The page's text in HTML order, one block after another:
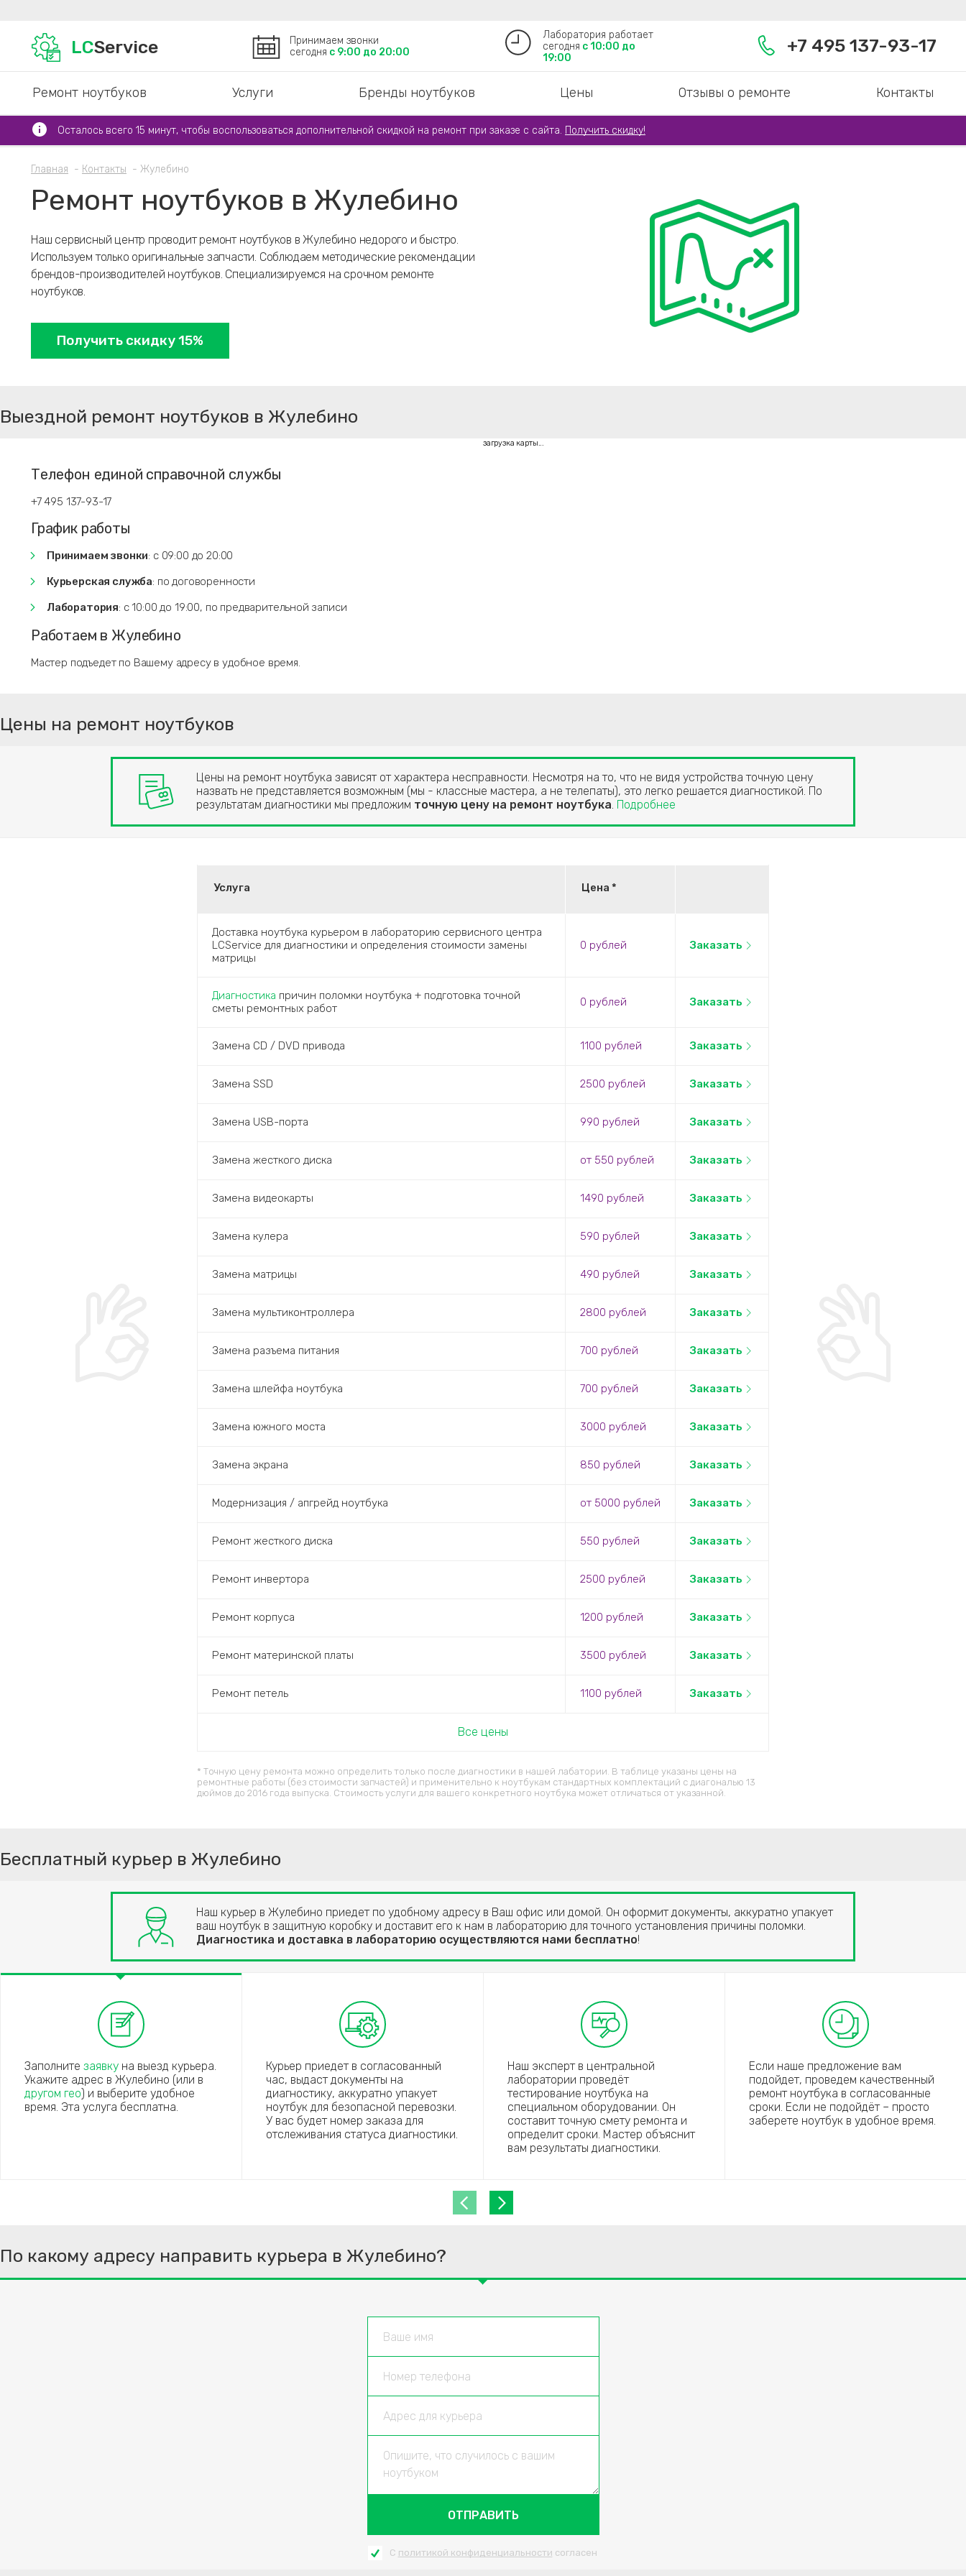
LCService
Принимаем звонки
сегодня с 9:00 до 20:00
Лаборатория работает
сегодня с 10:00 до
19:00
+7 495 137-93-17
Ремонт ноутбуков Услуги Бренды ноутбуков Цены Отзывы о ремонте Контакты
Осталось всего 15 минут, чтобы воспользоваться дополнительной скидкой на ремонт при заказе с сайта. Получить скидку!
Главная Контакты Жулебино
Ремонт ноутбуков в Жулебино
Наш сервисный центр проводит ремонт ноутбуков в Жулебино недорого и быстро.
Используем только оригинальные запчасти. Соблюдаем методические рекомендации
брендов-производителей ноутбуков. Специализируемся на срочном ремонте
ноутбуков.
Получить скидку 15%
Выездной ремонт ноутбуков в Жулебино
Телефон единой справочной службы
+7 495 137-93-17
График работы
Принимаем звонки: с 09:00 до 20:00
Курьерская служба: по договоренности
Лаборатория: с 10:00 до 19:00, по предварительной записи
Работаем в Жулебино
Мастер подъедет по Вашему адресу в удобное время.
загрузка карты...
Цены на ремонт ноутбуков
Цены на ремонт ноутбука зависят от характера несправности. Несмотря на то, что не видя устройства точную цену
назвать не представляется возможным (мы - классные мастера, а не телепаты), это легко решается диагностикой. По
результатам диагностики мы предложим точную цену на ремонт ноутбука. Подробнее
Услуга Цена *
Доставка ноутбука курьером в лабораторию сервисного центра
LCService для диагностики и определения стоимости замены
матрицы
0 рублей Заказать
Диагностика причин поломки ноутбука + подготовка точной
сметы ремонтных работ
0 рублей Заказать
Замена CD / DVD привода 1100 рублей Заказать
Замена SSD 2500 рублей Заказать
Замена USB-порта 990 рублей Заказать
Замена жесткого диска от 550 рублей Заказать
Замена видеокарты 1490 рублей Заказать
Замена кулера 590 рублей Заказать
Замена матрицы 490 рублей Заказать
Замена мультиконтроллера 2800 рублей Заказать
Замена разъема питания 700 рублей Заказать
Замена шлейфа ноутбука 700 рублей Заказать
Замена южного моста 3000 рублей Заказать
Замена экрана 850 рублей Заказать
Модернизация / апгрейд ноутбука от 5000 рублей Заказать
Ремонт жесткого диска 550 рублей Заказать
Ремонт инвертора 2500 рублей Заказать
Ремонт корпуса 1200 рублей Заказать
Ремонт материнской платы 3500 рублей Заказать
Ремонт петель 1100 рублей Заказать
Все цены
* Точную цену ремонта можно определить только после диагностики в нашей лабатории. В таблице указаны цены на
ремонтные работы (без стоимости запчастей) и применительно к ноутбукам стандартных комплектаций c диагональю 13
дюймов до 2016 года выпуска. Стоимость услуги для вашего конкретного ноутбука может отличаться от указанной.
Бесплатный курьер в Жулебино
Наш курьер в Жулебино приедет по удобному адресу в Ваш офис или домой. Он оформит документы, аккуратно упакует
ваш ноутбук в защитную коробку и доставит его к нам в лабораторию для точного установления причины поломки.
Диагностика и доставка в лабораторию осуществляются нами бесплатно!
Заполните заявку на выезд курьера.
Укажите адрес в Жулебино (или в
другом гео) и выберите удобное
время. Эта услуга бесплатна.
Курьер приедет в согласованный
час, выдаст документы на
диагностику, аккуратно упакует
ноутбук для безопасной перевозки.
У вас будет номер заказа для
отслеживания статуса диагностики.
Наш эксперт в центральной
лаборатории проведёт
тестирование ноутбука на
специальном оборудовании. Он
составит точную смету ремонта и
определит сроки. Мастер объяснит
вам результаты диагностики.
Если наше предложение вам
подойдет, проведем качественный
ремонт ноутбука в согласованные
сроки. Если не подойдёт – просто
заберете ноутбук в удобное время.
По какому адресу направить курьера в Жулебино?
ОТПРАВИТЬ
С политикой конфиденциальности согласен